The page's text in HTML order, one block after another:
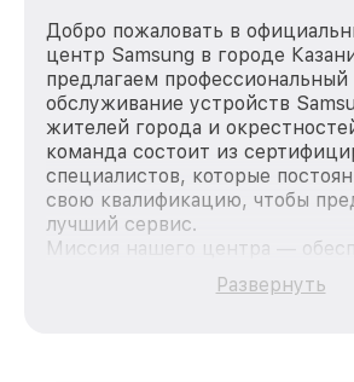
Добро пожаловать в
центр Samsung в городе
предлагаем
обслуживание устройств
жителей города и
команда состоит из
специалистов, которые
свою квалификацию, чтобы
лучший сервис.
Миссия нашего центра —
качественный и доступный
каждого пользователя
Развернуть